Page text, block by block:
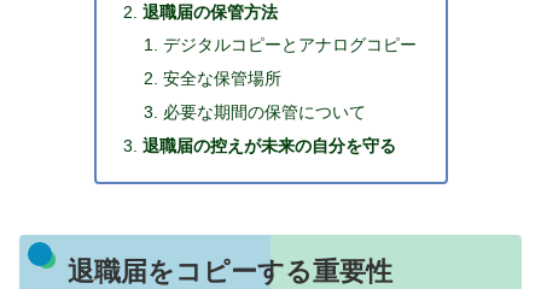
退職届の保管方法
デジタルコピーとアナログコピー
安全な保管場所
必要な期間の保管について
退職届の控えが未来の自分を守る
退職届をコピーする重要性